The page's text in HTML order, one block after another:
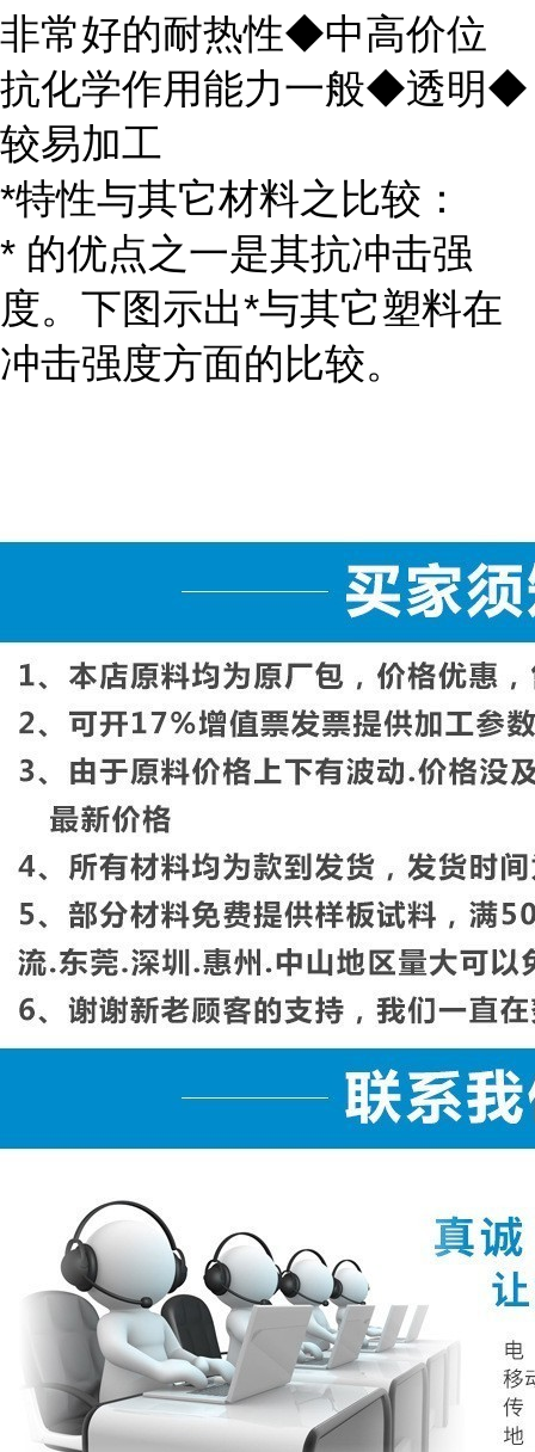
非常好的耐热性◆中高价位
抗化学作用能力一般◆透明◆
较易加工
*特性与其它材料之比较：
* 的优点之一是其抗冲击强
度。下图示出*与其它塑料在
冲击强度方面的比较。